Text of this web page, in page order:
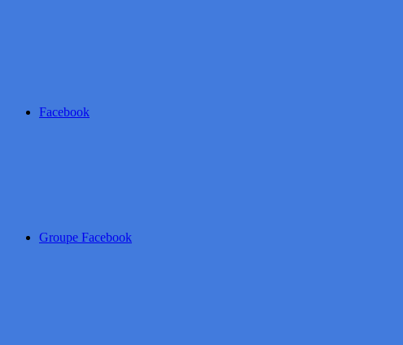
Facebook
Groupe Facebook